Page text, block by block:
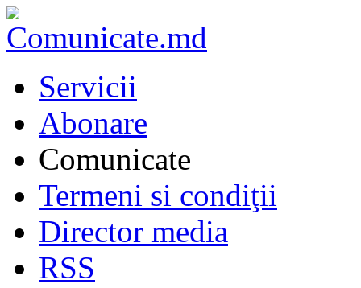
Servicii
Abonare
Comunicate
Termeni si condiţii
Director media
RSS